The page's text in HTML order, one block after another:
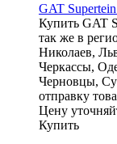
GAT
Купить GAT
так же в
Николаев,
Черкассы,
Черновцы,
отправку
Цену
Купить